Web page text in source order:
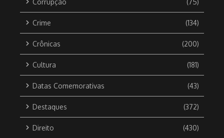
Crime (134)
Crônicas (200)
Cultura (181)
Datas Comemorativas (43)
Destaques (372)
Direito (430)